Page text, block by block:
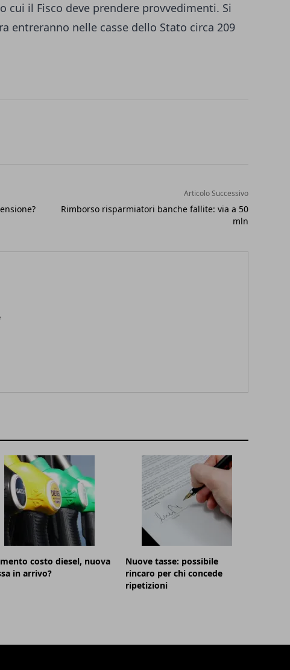
cui il Fisco deve prendere provvedimenti. Si
entreranno nelle casse dello Stato circa 209
Articolo Successivo
Rimborso risparmiatori banche fallite: via a 50
mln
costo diesel, nuova
in arrivo?
Nuove tasse: possibile
rincaro per chi concede
ripetizioni